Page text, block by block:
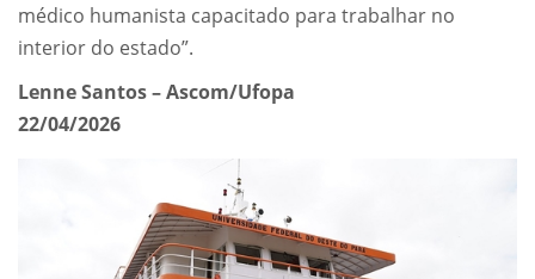
médico humanista capacitado para trabalhar no
interior do estado”.
Lenne Santos – Ascom/Ufopa
22/04/2026